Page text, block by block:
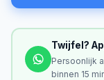
Twijfel?
Persoonlijk
binnen 15